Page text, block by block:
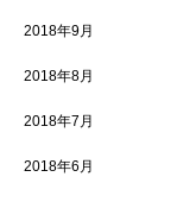
2018年9月
2018年8月
2018年7月
2018年6月